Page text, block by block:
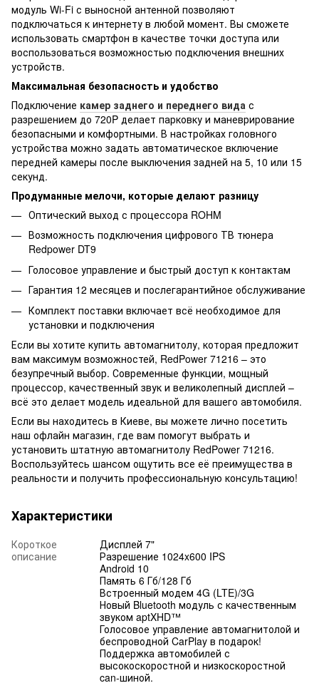
модуль Wi-Fi с выносной антенной позволяют
подключаться к интернету в любой момент. Вы сможете
использовать смартфон в качестве точки доступа или
воспользоваться возможностью подключения внешних
устройств.
Максимальная безопасность и удобство
Подключение камер заднего и переднего вида с
разрешением до 720P делает парковку и маневрирование
безопасными и комфортными. В настройках головного
устройства можно задать автоматическое включение
передней камеры после выключения задней на 5, 10 или 15
секунд.
Продуманные мелочи, которые делают разницу
Оптический выход с процессора ROHM
Возможность подключения цифрового ТВ тюнера
Redpower DT9
Голосовое управление и быстрый доступ к контактам
Гарантия 12 месяцев и послегарантийное обслуживание
Комплект поставки включает всё необходимое для
установки и подключения
Если вы хотите купить автомагнитолу, которая предложит
вам максимум возможностей, RedPower 71216 – это
безупречный выбор. Современные функции, мощный
процессор, качественный звук и великолепный дисплей –
всё это делает модель идеальной для вашего автомобиля.
Если вы находитесь в Киеве, вы можете лично посетить
наш офлайн магазин, где вам помогут выбрать и
установить штатную автомагнитолу RedPower 71216.
Воспользуйтесь шансом ощутить все её преимущества в
реальности и получить профессиональную консультацию!
Характеристики
Короткое
описание
Дисплей 7"
Разрешение 1024x600 IPS
Android 10
Память 6 Гб/128 Гб
Встроенный модем 4G (LTE)/3G
Новый Bluetooth модуль с качественным
звуком aptXHD™
Голосовое управление автомагнитолой и
беспроводной CarPlay в подарок!
Поддержка автомобилей с
высокоскоростной и низкоскоростной
can-шиной.